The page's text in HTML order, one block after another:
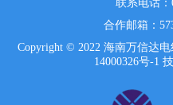
联系电话：
合作邮箱：
Copyright © 2022 海南万信达
14000326号-1